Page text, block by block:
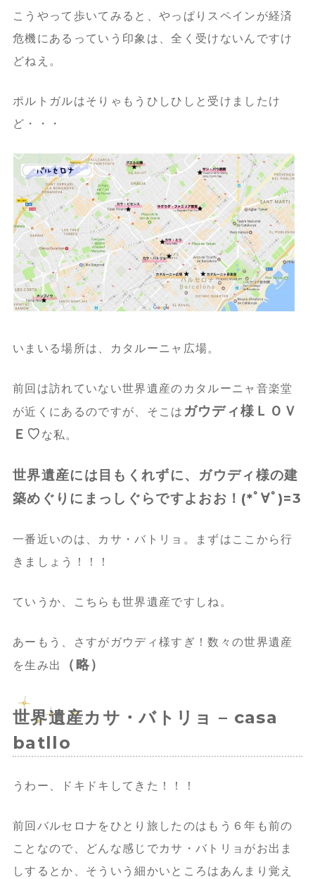
こうやって歩いてみると、やっぱりスペインが経済
危機にあるっていう印象は、全く受けないんですけ
どねえ。
ポルトガルはそりゃもうひしひしと受けましたけ
ど・・・
いまいる場所は、カタルーニャ広場。
前回は訪れていない世界遺産のカタルーニャ音楽堂
が近くにあるのですが、そこは ガウディ様ＬＯＶ
Ｅ♡ な私。
世界遺産には目もくれずに、ガウディ様の建
築めぐりにまっしぐらですよおお！(*ﾟ∀ﾟ)=3
一番近いのは、カサ・バトリョ。まずはここから行
きましょう！！！
ていうか、こちらも世界遺産ですしね。
あーもう、さすがガウディ様すぎ！数々の世界遺産
を生み出
（略）
世界遺産カサ・バトリョ – casa
batllo
うわー、ドキドキしてきた！！！
前回バルセロナをひとり旅したのはもう６年も前の
ことなので、どんな感じでカサ・バトリョがお出ま
しするとか、そういう細かいところはあんまり覚え